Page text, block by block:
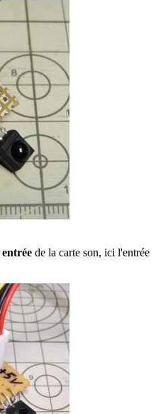
entrée de la carte son, ici l'entrée